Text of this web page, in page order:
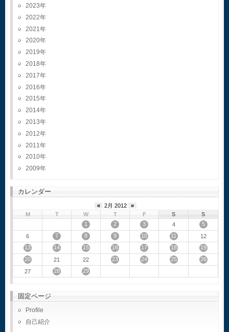
2023
2022
2021
2020
2019
2018
2017
2016
2015
2014
2013
2012
2011
2010
2009
カレンダー
« 2月 2012
»
M
T W T F S
S
1
2 3 4
5
6
7 8 9 10 11
12
13
14 15 16 17 18
19
20
21 22 23 24 25
26
27
28 29
固定ページ
Profile
自己紹介